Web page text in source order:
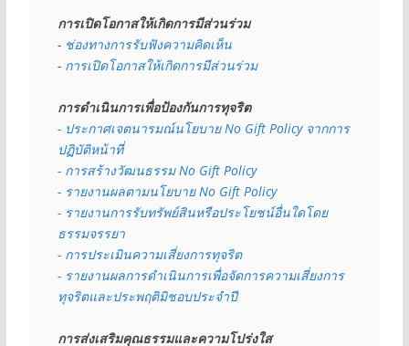
การเปิดโอกาสให้เกิดการมีส่วนร่วม
- ช่องทางการรับฟังความคิดเห็น
- การเปิดโอกาสให้เกิดการมีส่วนร่วม
การดำเนินการเพื่อป้องกันการทุจริต
- ประกาศเจตนารมณ์นโยบาย No Gift Policy จากการ
ปฏิบัติหน้าที่
- การสร้างวัฒนธรรม No Gift Policy
- รายงานผลตามนโยบาย No Gift Policy
- รายงานการรับทรัพย์สินหรือประโยชน์อื่นใดโดย
ธรรมจรรยา
- การประเมินความเสี่ยงการทุจริต
- รายงานผลการดำเนินการเพื่อจัดการความเสี่ยงการ
ทุจริตและประพฤติมิชอบประจำปี
การส่งเสริมคุณธรรมและความโปร่งใส